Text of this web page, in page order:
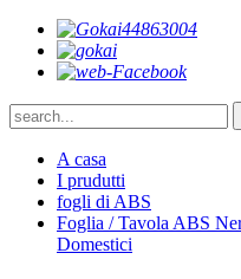
A casa
I prudutti
fogli di ABS
Foglia / Tavola ABS
Domestici